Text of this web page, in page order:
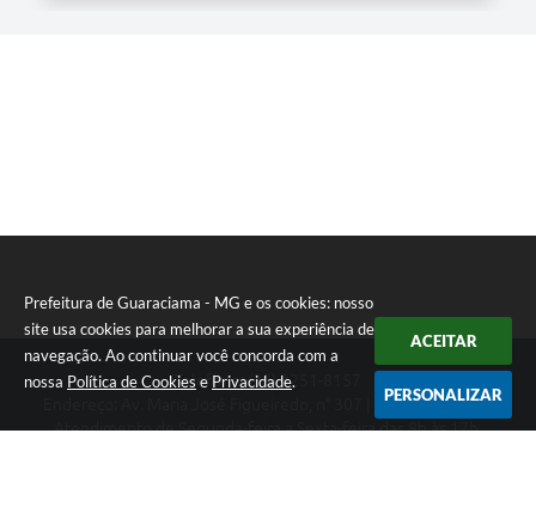
Prefeitura de Guaraciama - MG e os cookies: nosso
site usa cookies para melhorar a sua experiência de
navegação. Ao continuar você concorda com a
nossa Política de Cookies e Privacidade.
ACEITAR
PERSONALIZAR
Telefone: (38) 3251-8157
Endereço: Av. Maria José Figueiredo, n° 307 | CEP: 39397-000
Atendimento de Segunda-feira a Sexta-feira das 8h às 17h.